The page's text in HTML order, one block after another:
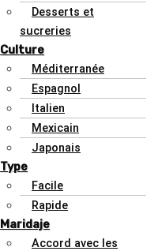
Desserts et
sucreries
Culture
Méditerranée
Espagnol
Italien
Mexicain
Japonais
Type
Facile
Rapide
Maridaje
Accord avec les